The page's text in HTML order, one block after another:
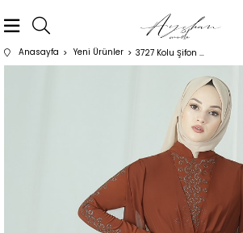
Anasayfa Yeni Ürünler 3727 Kolu Şifon Detaylı Kiremit Elbise